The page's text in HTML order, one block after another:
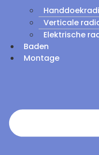
Verticale
Elektrische
Baden
Montage